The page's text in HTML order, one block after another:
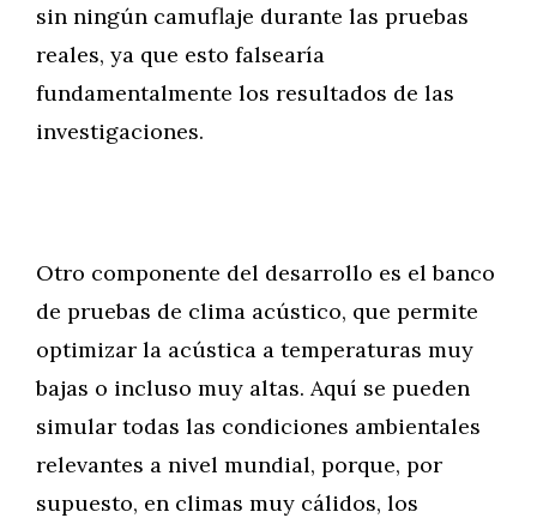
sin ningún camuflaje durante las pruebas
reales, ya que esto falsearía
fundamentalmente los resultados de las
investigaciones.
Otro componente del desarrollo es el banco
de pruebas de clima acústico, que permite
optimizar la acústica a temperaturas muy
bajas o incluso muy altas. Aquí se pueden
simular todas las condiciones ambientales
relevantes a nivel mundial, porque, por
supuesto, en climas muy cálidos, los